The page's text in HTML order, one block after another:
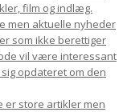
film og indlæg.
men aktuelle nyheder
som ikke berettiger
vil være interessant
opdateret om den
er store artikler men